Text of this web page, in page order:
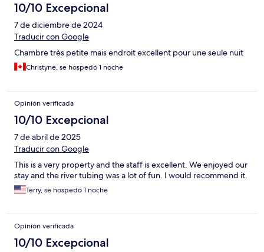
10/10 Excepcional
7 de diciembre de 2024
Traducir con Google
Chambre très petite mais endroit excellent pour une seule nuit
Christyne, se hospedó 1 noche
Opinión verificada
10/10 Excepcional
7 de abril de 2025
Traducir con Google
This is a very property and the staff is excellent. We enjoyed our
stay and the river tubing was a lot of fun. I would recommend it.
Terry, se hospedó 1 noche
Opinión verificada
10/10 Excepcional